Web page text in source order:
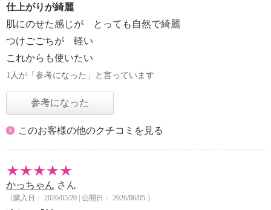
仕上がりが綺麗
肌にのせた感じが とっても自然で綺麗
つけごごちが 軽い
これからも使いたい
1人が「参考になった」と言っています
参考になった
このお客様の他のクチコミを見る
かっちゃん さん
（購入日： 2026/05/20 | 公開日： 2026/06/05 ）